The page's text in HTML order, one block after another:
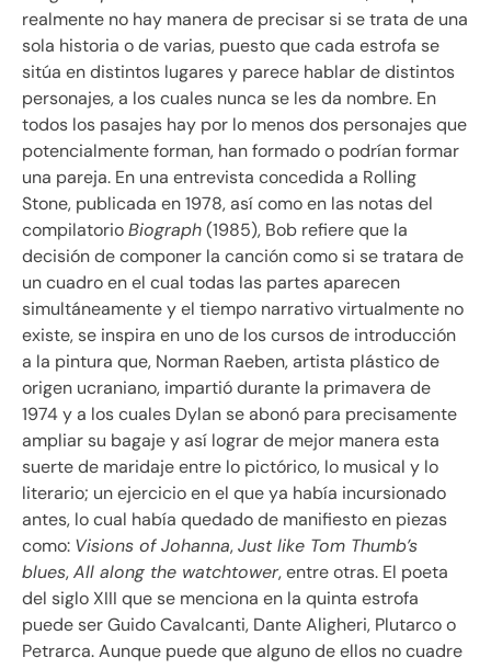
realmente no hay manera de precisar si se trata de una
sola historia o de varias, puesto que cada estrofa se
sitúa en distintos lugares y parece hablar de distintos
personajes, a los cuales nunca se les da nombre. En
todos los pasajes hay por lo menos dos personajes que
potencialmente forman, han formado o podrían formar
una pareja. En una entrevista concedida a Rolling
Stone, publicada en 1978, así como en las notas del
compilatorioBiograph(1985), Bob refiere que la
decisión de componer la canción como si se tratara de
un cuadro en el cual todas las partes aparecen
simultáneamente y el tiempo narrativo virtualmente no
existe, se inspira en uno de los cursos de introducción
a la pintura que, Norman Raeben, artista plástico de
origen ucraniano, impartió durante la primavera de
1974 y a los cuales Dylan se abonó para precisamente
ampliar su bagaje y así lograr de mejor manera esta
suerte de maridaje entre lo pictórico, lo musical y lo
literario; un ejercicio en el que ya había incursionado
antes, lo cual había quedado de manifiesto en piezas
como: Visions of Johanna,Just like Tom Thumb’s
blues,All along the watchtower, entre otras. El poeta
del siglo XIII que se menciona en la quinta estrofa
puede ser Guido Cavalcanti, Dante Aligheri, Plutarco o
Petrarca. Aunque puede que alguno de ellos no cuadre